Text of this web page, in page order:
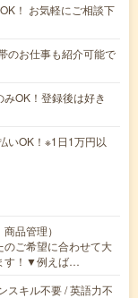
！ お気軽にご相談下
のお仕事も紹介可能で
みOK！登録後は好き
OK！※1日1万円以
品管理）
ご希望に合わせて大
す！▼例えば…
スキル不要 / 英語力不